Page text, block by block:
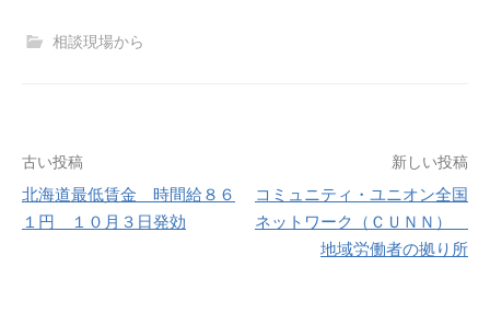
相談現場から
投
稿
古い投稿
北海道最低賃金 時間給８６
１円 １０月３日発効
新しい投稿
コミュニティ・ユニオン全国
ネットワーク（ＣＵＮＮ）
地域労働者の拠り所